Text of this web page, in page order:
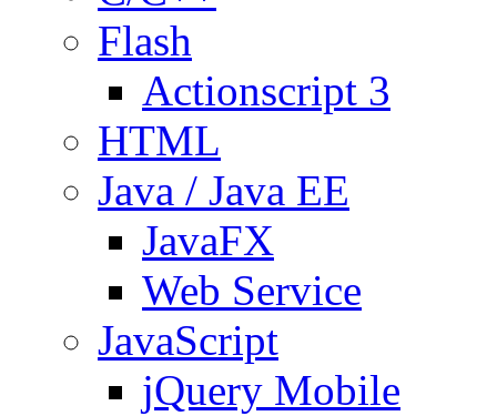
Flash
Actionscript 3
HTML
Java / Java EE
JavaFX
Web Service
JavaScript
jQuery Mobile